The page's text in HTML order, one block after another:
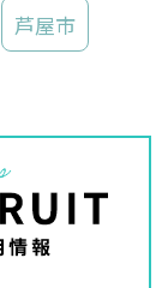
芦屋市